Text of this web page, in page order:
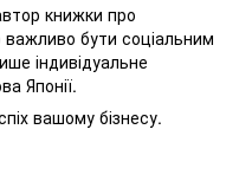
книжки про
бути соціальним
індивідуальне
Японії.
вашому бізнесу.